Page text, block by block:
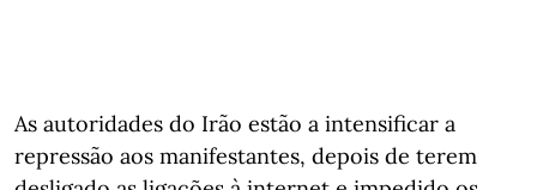
As autoridades do Irão estão a intensificar a
repressão aos manifestantes, depois de terem